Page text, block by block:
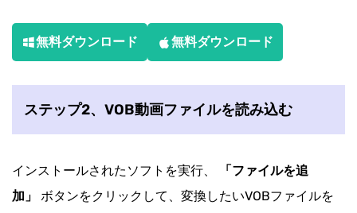
無料ダウンロード 無料ダウンロード
ステップ2、VOB動画ファイルを読み込む
インストールされたソフトを実行、
「ファイルを追
加」
ボタンをクリックして、変換したいVOBファイルを